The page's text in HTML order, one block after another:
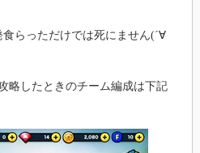
らっただけでは死にません(´∀
略したときのチーム編成は下記